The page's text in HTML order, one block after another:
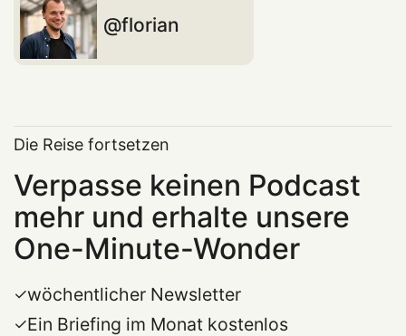
florian
Die Reise fortsetzen
Verpasse keinen Podcast
mehr und erhalte unsere
One-Minute-Wonder
wöchentlicher Newsletter
Ein Briefing im Monat kostenlos